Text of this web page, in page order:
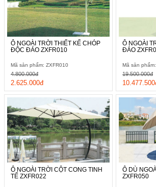
Ô NGOÀI TRỜI THIẾT KẾ CHÓP
ĐỘC ĐÁO ZXFR010
Mã sản phẩm: ZXFR010
2.625.000đ
4.800.000đ
Ô NGOÀI
ĐÁO
Mã sản
19.500.000đ
Ô NGOÀI TRỜI CỘT CONG TINH
TẾ ZXFR022
Ô DÙ
ZXFR050